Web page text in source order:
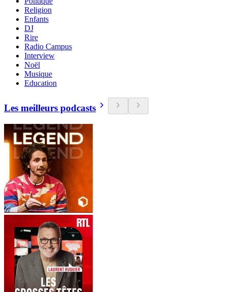
Religion
Enfants
DJ
Rire
Radio Campus
Interview
Noël
Musique
Education
Les meilleurs podcasts